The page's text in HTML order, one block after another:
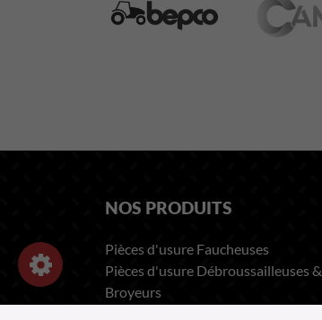
NOS PRODUITS
Pièces d'usure Faucheuses
Pièces d'usure Débroussailleuses &
Broyeurs